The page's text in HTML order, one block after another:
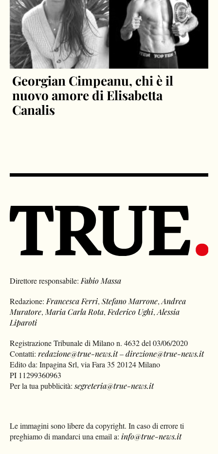
Georgian Cimpeanu, chi è il
nuovo amore di Elisabetta
Canalis
Direttore responsabile:Fabio Massa
Redazione:Francesca Ferri,Stefano Marrone,Andrea
Muratore,Maria Carla Rota,Federico Ughi,Alessia
Liparoti
Registrazione Tribunale di Milano n. 4632 del 03/06/2020
Contatti:redazione@true-news.it–direzione@true-news.it
Edito da: Inpagina Srl, via Fara 35 20124 Milano
PI 11299360963
Per la tua pubblicità:segreteria@true-news.it
Le immagini sono libere da copyright. In caso di errore ti
preghiamo di mandarci una email a: info@true-news.it